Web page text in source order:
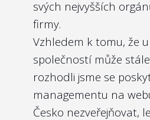
svých nejvyšších
firmy.
Vzhledem k tomu, že
společností může
rozhodli jsme se
managementu na
Česko nezveřejňovat,